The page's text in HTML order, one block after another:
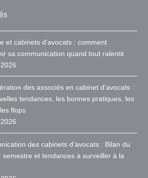
et cabinets d’avocats : comment
sa communication quand tout ralentit
des associés en cabinet d’avocats :
tendances, les bonnes pratiques, les
flops
des cabinets d’avocats : Bilan du
semestre et tendances à surveiller à la